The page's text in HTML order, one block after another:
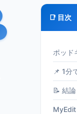
📑 目次
ポッド
📌 1分
📝 結論